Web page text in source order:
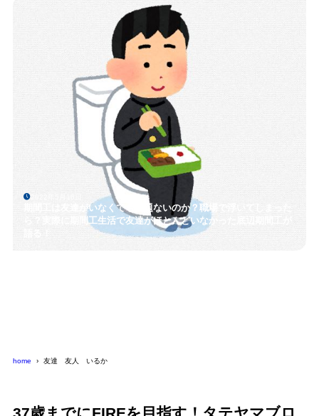
2022年5月16日
期間工は友達がいなくても問題ないのか？職場で浮いてしまった
ら？実際に期間工生活で友達がほとんどいなかった底辺期間工が
home 友達 友人 いるか
37歳までにFIREを目指す！タテヤマブロ